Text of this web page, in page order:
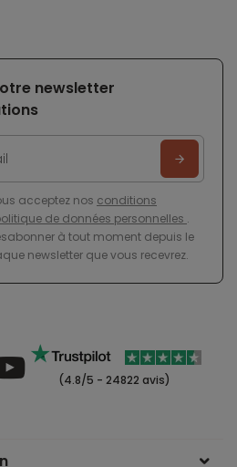
newsletter
acceptez nos conditions
de données personnelles .
à tout moment depuis le
newsletter que vous recevrez.
(4.8/5 - 24822 avis)